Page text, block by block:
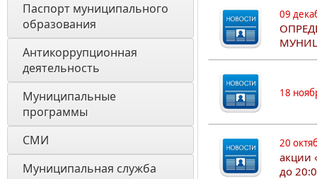
Паспорт муниципального
образования
Антикоррупционная
деятельность
Муниципальные
программы
СМИ
Муниципальная служба
09
18
20
акции
до